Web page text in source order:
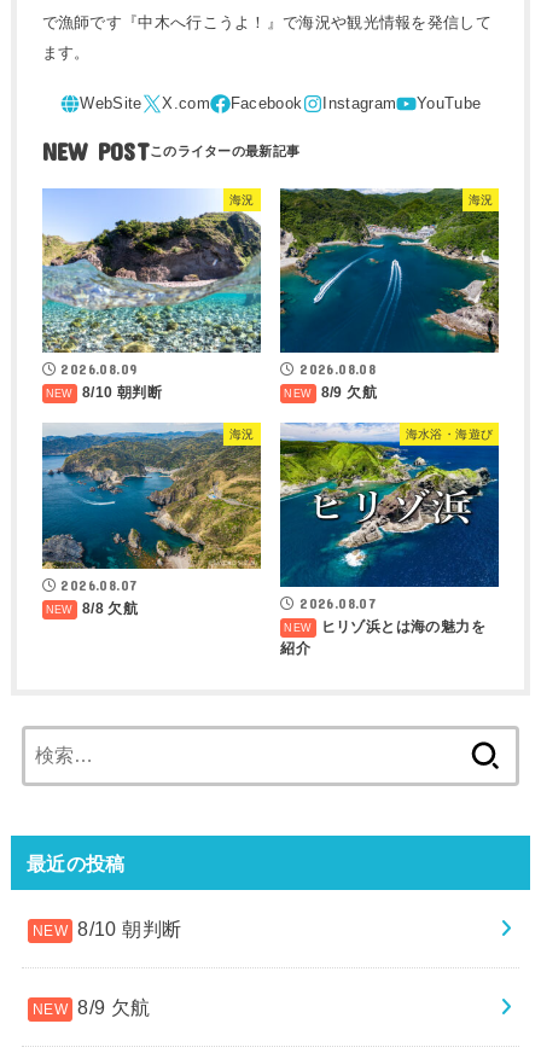
で漁師です『中木へ行こうよ！』で海況や観光情報を発信して
ます。
NEW POST
海況
2026.08.09
8/10 朝判断
海況
2026.08.08
8/9 欠航
海況
2026.08.07
8/8 欠航
海水浴・海遊び
2026.08.07
ヒリゾ浜とは海の魅力を
紹介
索:
最近の投稿
8/10 朝判断
8/9 欠航